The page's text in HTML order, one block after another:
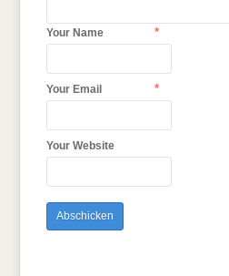
Your Name *
Your Email *
Your Website